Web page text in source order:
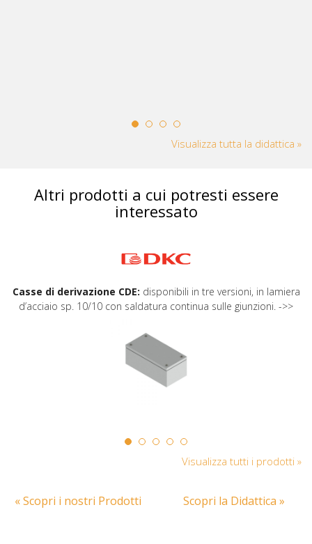
Visualizza tutta la didattica »
Altri prodotti a cui potresti essere
interessato
Casse di derivazione CDE: disponibili in tre versioni, in lamiera
d’acciaio sp. 10/10 con saldatura continua sulle giunzioni. ->>
Visualizza tutti i prodotti »
« Scopri i nostri Prodotti Scopri la Didattica »